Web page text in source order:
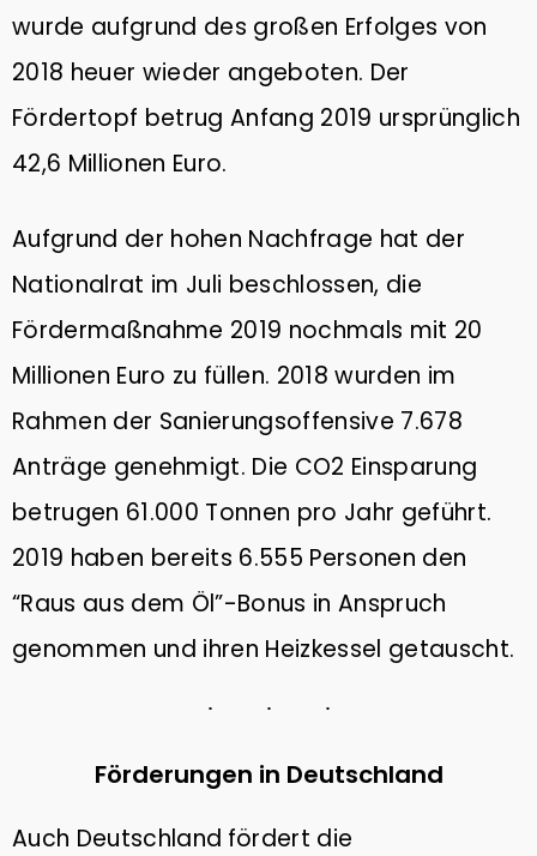
wurde aufgrund des großen Erfolges von
2018 heuer wieder angeboten. Der
Fördertopf betrug Anfang 2019 ursprünglich
42,6 Millionen Euro.
Aufgrund der hohen Nachfrage hat der
Nationalrat im Juli beschlossen, die
Fördermaßnahme 2019 nochmals mit 20
Millionen Euro zu füllen. 2018 wurden im
Rahmen der Sanierungsoffensive 7.678
Anträge genehmigt. Die CO2 Einsparung
betrugen 61.000 Tonnen pro Jahr geführt.
2019 haben bereits 6.555 Personen den
“Raus aus dem Öl”-Bonus in Anspruch
genommen und ihren Heizkessel getauscht.
Förderungen in Deutschland
Auch Deutschland fördert die